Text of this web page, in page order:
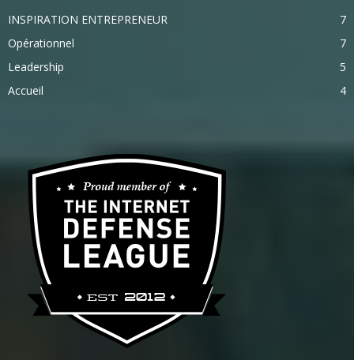
INSPIRATION ENTREPRENEUR
7
Opérationnel
7
Leadership
5
Accueil
4